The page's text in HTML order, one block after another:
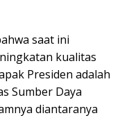
saat ini
kualitas
Presiden adalah
Sumber Daya
diantaranya